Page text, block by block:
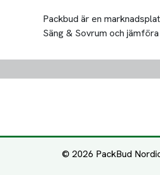
Packbud är en
Säng & Sovrum och
© 2026 PackBud